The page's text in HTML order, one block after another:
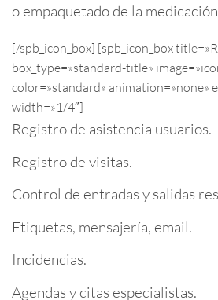
o empaquetado de la
[/spb_icon_box] [spb_icon_box
box_type=»standard-title»
color=»standard» animation=»none»
width=»1/4″]
Registro de asistencia usuarios.
Registro de visitas.
Control de entradas y salidas
Etiquetas, mensajería, email.
Incidencias.
Agendas y citas especialistas.